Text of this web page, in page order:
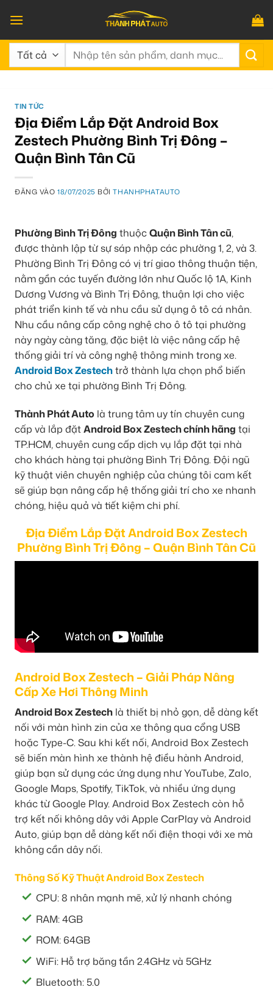
qua
nội
dung
Tìm
TIN TỨC
Địa Điểm Lắp Đặt Android Box
Zestech Phường Bình Trị Đông –
Quận Bình Tân Cũ
ĐĂNG VÀO18/07/2025 BỞITHANHPHATAUTO
Phường Bình Trị Đông thuộcQuận Bình Tân cũ,
được thành lập từ sự sáp nhập các phường 1, 2, và 3.
Phường Bình Trị Đông có vị trí giao thông thuận tiện,
nằm gần các tuyến đường lớn như Quốc lộ 1A, Kinh
Dương Vương và Bình Trị Đông, thuận lợi cho việc
phát triển kinh tế và nhu cầu sử dụng ô tô cá nhân.
Nhu cầu nâng cấp công nghệ cho ô tô tại phường
này ngày càng tăng, đặc biệt là việc nâng cấp hệ
thống giải trí và công nghệ thông minh trong xe.
Android Box Zestechtrở thành lựa chọn phổ biến
cho chủ xe tại phường Bình Trị Đông.
Thành Phát Auto là trung tâm uy tín chuyên cung
cấp và lắp đặtAndroid Box Zestech chính hãng tại
TP.HCM, chuyên cung cấp dịch vụ lắp đặt tại nhà
cho khách hàng tại phường Bình Trị Đông. Đội ngũ
kỹ thuật viên chuyên nghiệp của chúng tôi cam kết
sẽ giúp bạn nâng cấp hệ thống giải trí cho xe nhanh
chóng, hiệu quả và tiết kiệm chi phí.
Địa Điểm Lắp Đặt Android Box Zestech
Phường Bình Trị Đông – Quận Bình Tân Cũ
Android Box Zestech – Giải Pháp Nâng
Cấp Xe Hơi Thông Minh
Android Box Zestech là thiết bị nhỏ gọn, dễ dàng kết
nối với màn hình zin của xe thông qua cổng USB
hoặc Type-C. Sau khi kết nối, Android Box Zestech
sẽ biến màn hình xe thành hệ điều hành Android,
giúp bạn sử dụng các ứng dụng như YouTube, Zalo,
Google Maps, Spotify, TikTok, và nhiều ứng dụng
khác từ Google Play. Android Box Zestech còn hỗ
trợ kết nối không dây với Apple CarPlay và Android
Auto, giúp bạn dễ dàng kết nối điện thoại với xe mà
không cần dây nối.
Thông Số Kỹ Thuật Android Box Zestech
CPU: 8 nhân mạnh mẽ, xử lý nhanh chóng
RAM: 4GB
ROM: 64GB
WiFi: Hỗ trợ băng tần 2.4GHz và 5GHz
Bluetooth: 5.0